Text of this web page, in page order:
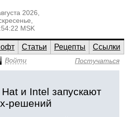
2026,
MSK
Статьи Рецепты
Ссылки
Войти Постучаться
и Intel запускают
решений